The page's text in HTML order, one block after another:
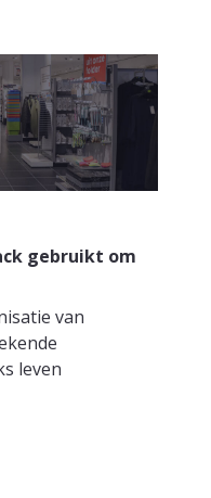
gebruikt om
van
leven